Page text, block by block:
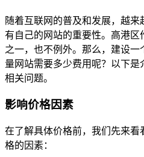
随着互联网的普及和发展，越
有自己的网站的重要性。高港
之一，也不例外。那么，建设
量网站需要多少费用呢？以下
相关问题。
影响价格因素
在了解具体价格前，我们先来
格的因素：